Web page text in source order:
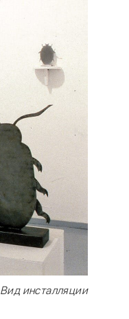
Вид инсталляции